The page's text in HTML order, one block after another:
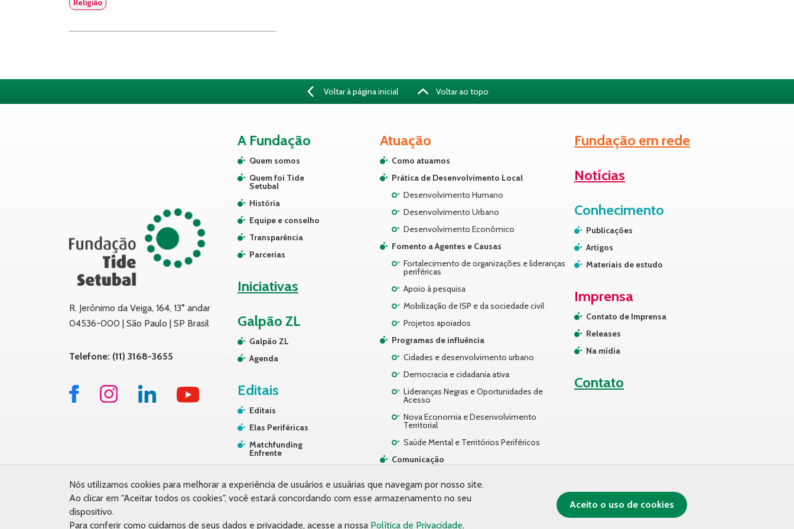
Religião
Voltar à página inicial Voltar ao topo
R. Jerônimo da Veiga, 164, 13° andar
04536-000 | São Paulo | SP Brasil
Telefone: (11) 3168-3655
A Fundação
Quem somos
Quem foi Tide
Setubal
História
Equipe e conselho
Transparência
Parcerias
Iniciativas
Galpão ZL
Galpão ZL
Agenda
Editais
Editais
Elas Periféricas
Matchfunding
Enfrente
Atuação
Como atuamos
Prática de Desenvolvimento Local
Desenvolvimento Humano
Desenvolvimento Urbano
Desenvolvimento Econômico
Fomento a Agentes e Causas
Fortalecimento de organizações e lideranças
periféricas
Apoio à pesquisa
Mobilização de ISP e da sociedade civil
Projetos apoiados
Programas de influência
Cidades e desenvolvimento urbano
Democracia e cidadania ativa
Lideranças Negras e Oportunidades de
Acesso
Nova Economia e Desenvolvimento
Territorial
Saúde Mental e Territórios Periféricos
Comunicação
Fundação em rede
Notícias
Conhecimento
Publicações
Artigos
Materiais de estudo
Imprensa
Contato de Imprensa
Releases
Na mídia
Contato
Nós utilizamos cookies para melhorar a experiência de usuários e usuárias que navegam por nosso site.
Ao clicar em "Aceitar todos os cookies", você estará concordando com esse armazenamento no seu
dispositivo.
Para conferir como cuidamos de seus dados e privacidade, acesse a nossa Política de Privacidade.
Aceito o uso de cookies